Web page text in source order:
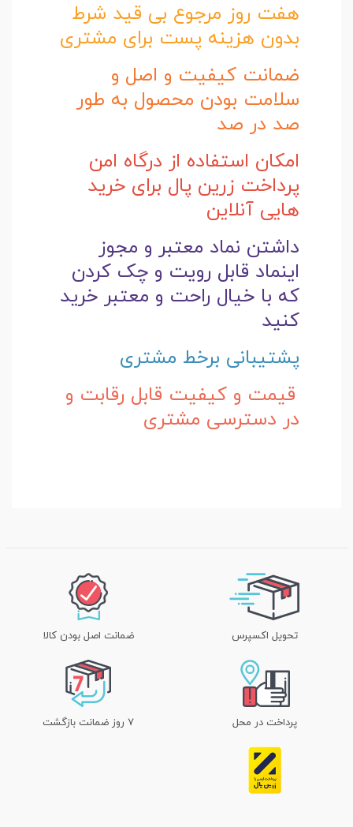
هفت روز مرجوع بی قید شرط
بدون هزینه پست برای مشتری
ضمانت کیفیت و اصل و
سلامت بودن محصول به طور
صد در صد
امکان استفاده از درگاه امن
پرداخت زرین پال برای خرید
هایی آنلاین
داشتن نماد معتبر و مجوز
اینماد قابل رویت و چک کردن
که با خیال راحت و معتبر خرید
کنید
پشتیبانی برخط مشتری
قیمت و کیفیت قابل رقابت و
در دسترسی مشتری
تحویل اکسپرس ضمانت اصل بودن کالا
پرداخت در محل ۷ روز ضمانت بازگشت